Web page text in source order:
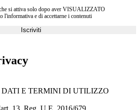
si attiva solo dopo aver VISUALIZZATO
l'informativa e di accettarne i contenuti
Iscriviti
E TERMINI DI UTILIZZO